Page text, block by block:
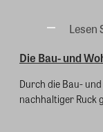
Lesen
Die Bau- und
Durch die Bau-
nachhaltiger Ruck